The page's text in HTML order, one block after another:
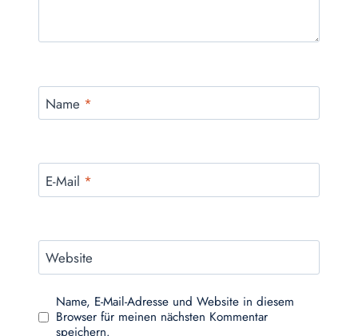
Name *
E-Mail *
Website
Name, E-Mail-Adresse und Website in diesem
Browser für meinen nächsten Kommentar
speichern.